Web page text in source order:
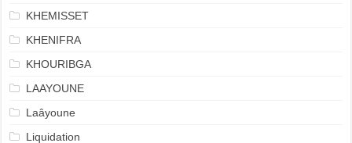
KHEMISSET
KHENIFRA
KHOURIBGA
LAAYOUNE
Laâyoune
Liquidation